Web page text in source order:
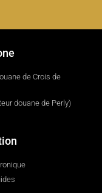
de Crois de
douane de Perly)